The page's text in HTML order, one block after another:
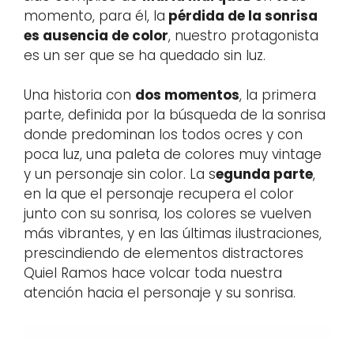
momento, para él, la pérdida de la sonrisa
es ausencia de color, nuestro protagonista
es un ser que se ha quedado sin luz.
Una historia con dos momentos, la primera
parte, definida por la búsqueda de la sonrisa
donde predominan los todos ocres y con
poca luz, una paleta de colores muy vintage
y un personaje sin color. La segunda parte,
en la que el personaje recupera el color
junto con su sonrisa, los colores se vuelven
más vibrantes, y en las últimas ilustraciones,
prescindiendo de elementos distractores
Quiel Ramos hace volcar toda nuestra
atención hacia el personaje y su sonrisa.